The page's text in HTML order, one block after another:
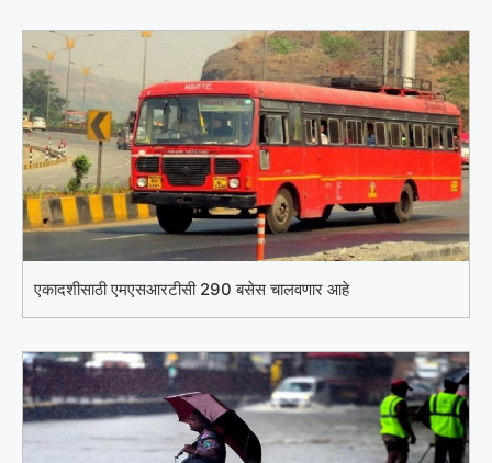
एकादशीसाठी एमएसआरटीसी 290 बसेस चालवणार आहे